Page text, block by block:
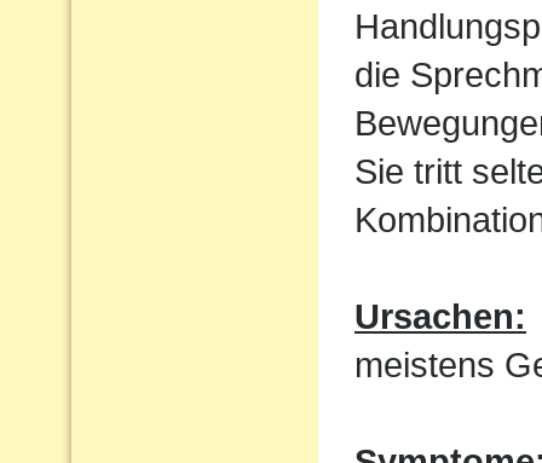
die
Sie tritt
Ursachen:
meistens